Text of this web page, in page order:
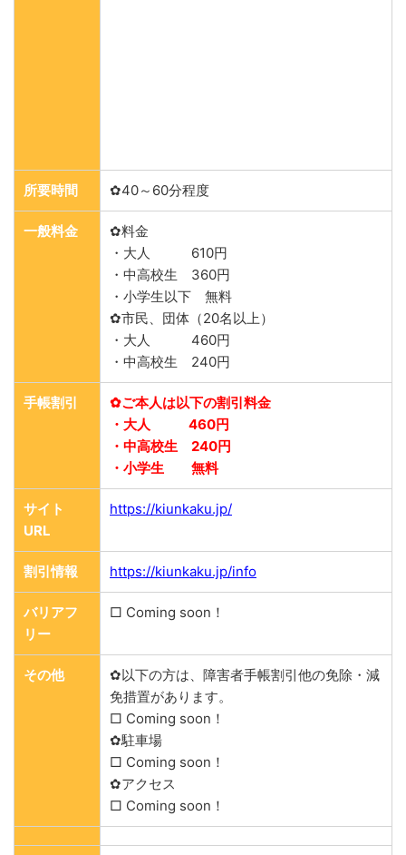
所要時間 ✿40～60分程度
一般料金
✿料金
・大人 610円
・中高校生 360円
・小学生以下 無料
✿市民、団体（20名以上）
・大人 460円
・中高校生 240円
手帳割引
✿ご本人は以下の割引料金
・大人 460円
・中高校生 240円
・小学生 無料
サイト
URL
https://kiunkaku.jp/
割引情報 https://kiunkaku.jp/info
バリアフ
リー
□ Coming soon！
その他
✿以下の方は、障害者手帳割引他の免除・減
免措置があります。
□ Coming soon！
✿駐車場
□ Coming soon！
✿アクセス
□ Coming soon！